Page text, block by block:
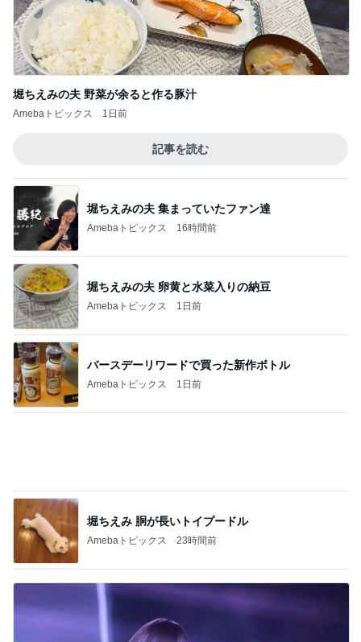
堀ちえみの夫 集まっていたファン達
Amebaトピックス 16時間前
Amebaトピックス 1日前
バースデーリワードで買った新作ボトル
Amebaトピックス 1日前
堀ちえみ 胴が長いトイプードル
Amebaトピックス 23時間前
最近食べた美味し過ぎた貝のお刺身